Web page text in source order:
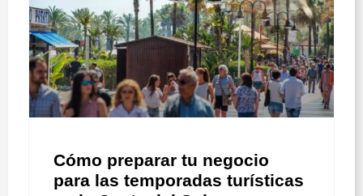
Cómo preparar tu negocio
para las temporadas turísticas